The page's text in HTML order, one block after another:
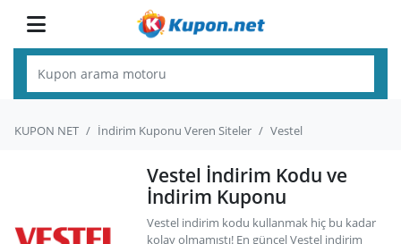
KUPON NET İndirim Kuponu Veren Siteler Vestel
Vestel İndirim Kodu ve
İndirim Kuponu
Vestel indirim kodu kullanmak hiç bu kadar
kolay olmamıştı! En güncel Vestel indirim